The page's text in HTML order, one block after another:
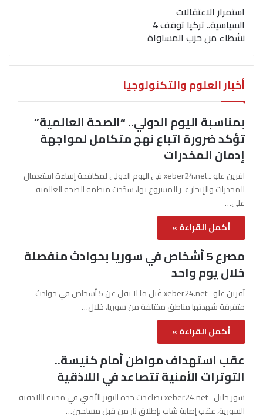
استمرار الاعتقالات
السياسية.. تركيا توقف 4
نشطاء من حزب المساواة
أخبار العلوم والتكنولوجيا
بمناسبة اليوم الدولي.. “الصحة العالمية”
تؤكد ضرورة اتباع نهج متكامل لمواجهة
إدمان المخدرات
آفرين علو ـ xeber24.net في اليوم الدولي لمكافحة إساءة استعمال
المخدرات والإتجار غير المشروع بها، شدّدت منظمة الصحة العالمية
على…
أكمل القراءة »
مصرع 5 أشخاص في سوريا بحوادث منفصلة
خلال يوم واحد
آفرين علو ـ xeber24.net قُتل ما لا يقل عن 5 أشخاص في حوادث
متفرقة شهدتها مناطق مختلفة من سوريا، خلال…
أكمل القراءة »
عقب استهداف مواطن أمام كنيسة..
التوترات الأمنية تتصاعد في اللاذقية
سوز خليل ـ xeber24.net تصاعدت حدة التوتر الأمني في مدينة اللاذقية
السورية، عقب إصابة شاب بإطلاق نار من قبل مسلحين…